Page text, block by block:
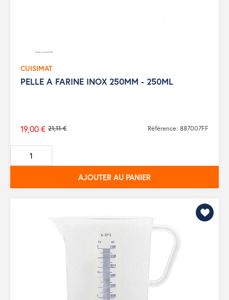
CUISIMAT
PELLE A FARINE INOX 250MM - 250ML
Prix
de
base
21,11 €
19,00 € Référence: 887007FF
AJOUTER AU PANIER